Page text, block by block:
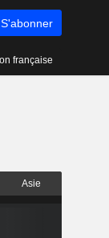
S'abonner
française
Asie